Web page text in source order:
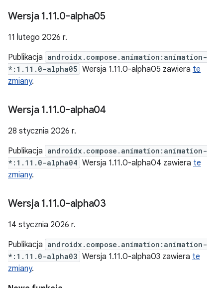
Wersja 1.11.0-alpha05
11 lutego 2026 r.
Publikacja androidx.compose.animation:animation-
*:1.11.0-alpha05 Wersja 1.11.0-alpha05 zawiera te
zmiany.
Wersja 1.11.0-alpha04
28 stycznia 2026 r.
Publikacja androidx.compose.animation:animation-
*:1.11.0-alpha04 Wersja 1.11.0-alpha04 zawiera te
zmiany.
Wersja 1.11.0-alpha03
14 stycznia 2026 r.
Publikacja androidx.compose.animation:animation-
*:1.11.0-alpha03 Wersja 1.11.0-alpha03 zawiera te
zmiany.